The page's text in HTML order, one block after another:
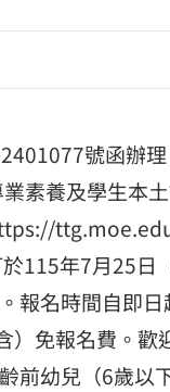
號函辦理
素養及學生本
115年7月25日
報名時間自即
免報名費。歡
前幼兒（6歲以